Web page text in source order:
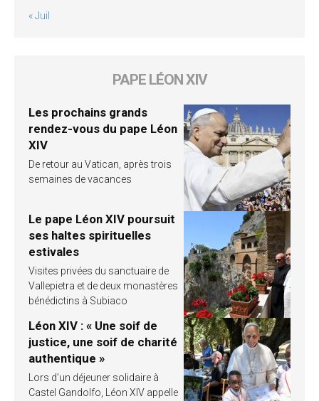
« Juil
PAPE LÉON XIV
Les prochains grands
rendez-vous du pape Léon
XIV
De retour au Vatican, après trois
semaines de vacances
Le pape Léon XIV poursuit
ses haltes spirituelles
estivales
Visites privées du sanctuaire de
Vallepietra et de deux monastères
bénédictins à Subiaco
Léon XIV : « Une soif de
justice, une soif de charité
authentique »
Lors d’un déjeuner solidaire à
Castel Gandolfo, Léon XIV appelle